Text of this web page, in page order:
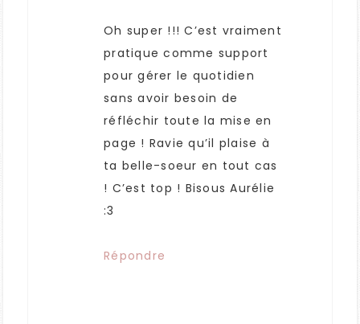
Oh super !!! C’est vraiment
pratique comme support
pour gérer le quotidien
sans avoir besoin de
réfléchir toute la mise en
page ! Ravie qu’il plaise à
ta belle-soeur en tout cas
! C’est top ! Bisous Aurélie
:3
Répondre